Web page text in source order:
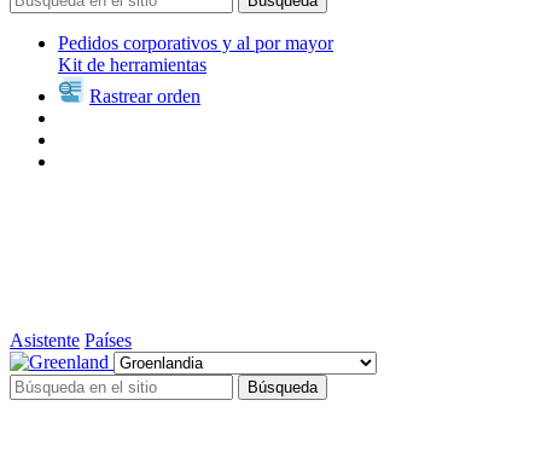
Pedidos corporativos y al por mayor
Kit de herramientas
Rastrear orden
Asistente Países
Búsqueda